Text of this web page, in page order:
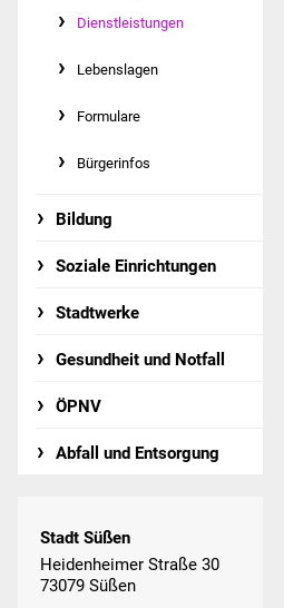
Dienstleistungen
Lebenslagen
Formulare
Bürgerinfos
Bildung
Soziale Einrichtungen
Stadtwerke
Gesundheit und Notfall
ÖPNV
Abfall und Entsorgung
Stadt Süßen
Heidenheimer Straße 30
73079 Süßen